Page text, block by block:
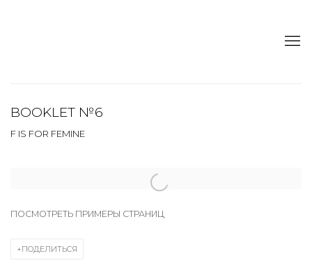
BOOKLET №6
F IS FOR FEMINE
Open a larger version of the following image in a popup:
ПОСМОТРЕТЬ ПРИМЕРЫ СТРАНИЦ
ПОДЕЛИТЬСЯ